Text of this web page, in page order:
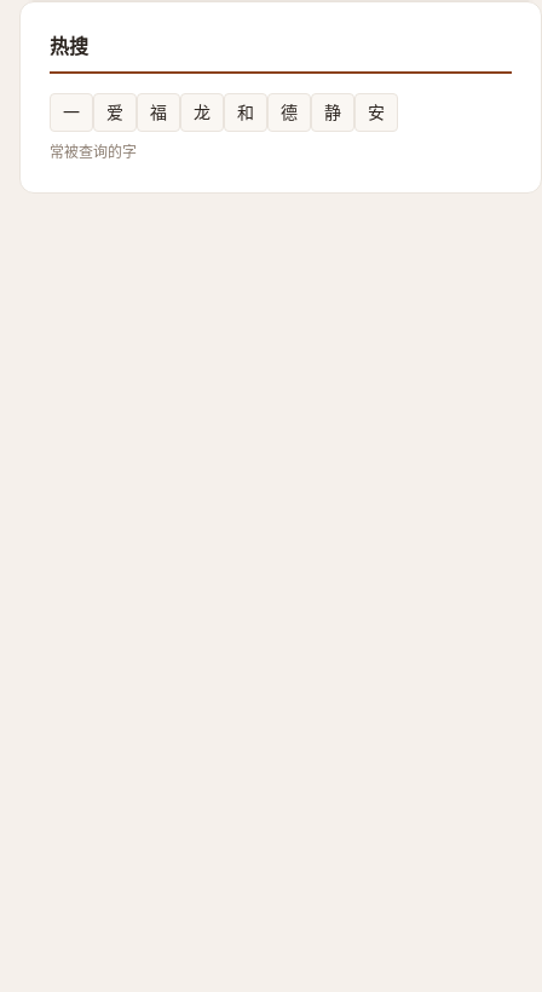
热搜
一 爱 福 龙 和 德 静 安
常被查询的字